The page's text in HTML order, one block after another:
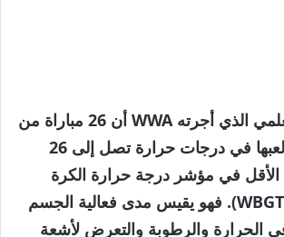
ويقدر التحليل العلمي الذي أجرته WWA أن 26 مباراة من
أصل 104 يمكن لعبها في درجات حرارة تصل إلى 26
في مؤشر درجة حرارة الكرة
الأرضية الرطبة (WBGT). فهو يقيس مدى فعالية الجسم
الحرارة والرطوبة والتعرض لأشعة